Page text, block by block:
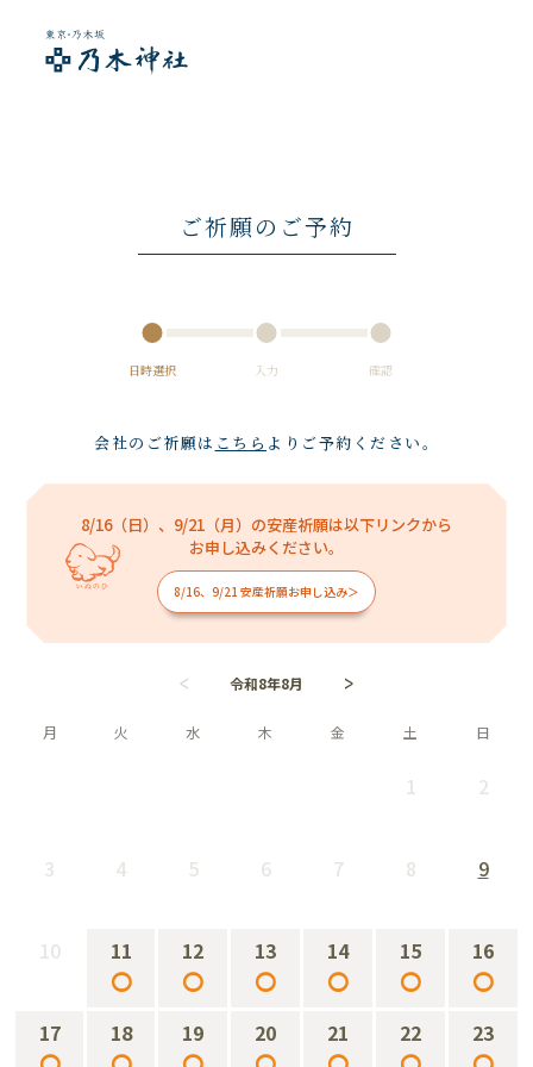
ご祈願のご予約
日時選択 入力 確認
会社のご祈願は こちら よりご予約ください。
8/16（日）、9/21（月）の安産祈願は以下リンクから
お申し込みください。
8/16、9/21 安産祈願お申し込み＞
令和8年8月
月 火 水 木 金 土 日
1 2
3 4 5 6 7 8 9
10 11
○
12
○
13
○
14
○
15
○
16
○
17 18 19 20 21 22 23